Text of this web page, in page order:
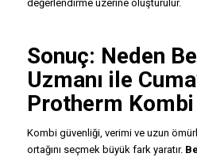
değerlendirme üzerine oluşturulur.
Sonuç: Neden
Uzmanı ile
Protherm
Kombi güvenliği, verimi ve uzun
ortağını seçmek büyük fark yaratır.